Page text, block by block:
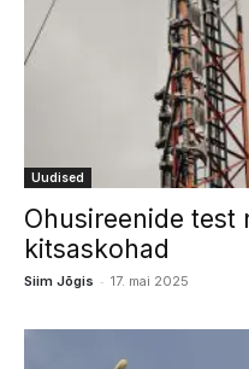
Uudised
Ohusireenide test
kitsaskohad
Siim Jõgis - 17. mai 2025